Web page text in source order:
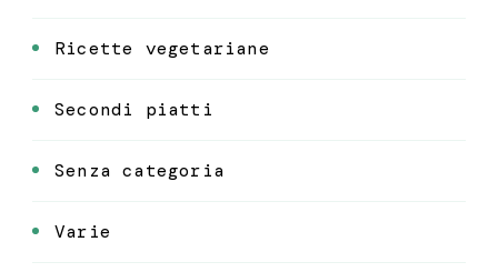
Ricette vegetariane
Secondi piatti
Senza categoria
Varie